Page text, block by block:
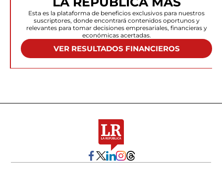
Esta es la plataforma de beneficios exclusivos para nuestros
suscriptores, donde encontrará contenidos oportunos y
relevantes para tomar decisiones empresariales, financieras y
económicas acertadas.
VER RESULTADOS FINANCIEROS